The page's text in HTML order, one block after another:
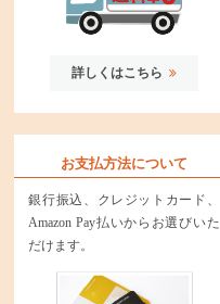
詳しくはこちら
お支払方法について
銀行振込、クレジットカード、
Amazon Pay払いからお選びいた
だけます。